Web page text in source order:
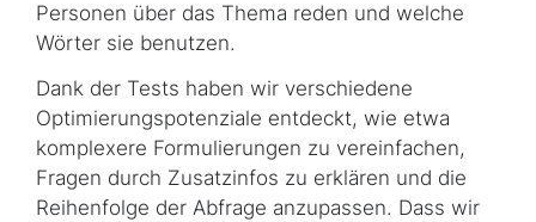
Personen über das Thema reden und welche
Wörter sie benutzen.
Dank der Tests haben wir verschiedene
Optimierungspotenziale entdeckt, wie etwa
kom­plex­ere Formulierungen zu vereinfachen,
Fragen durch Zusatzinfos zu erklären und die
Reihenfolge der Abfrage anzupassen. Dass wir